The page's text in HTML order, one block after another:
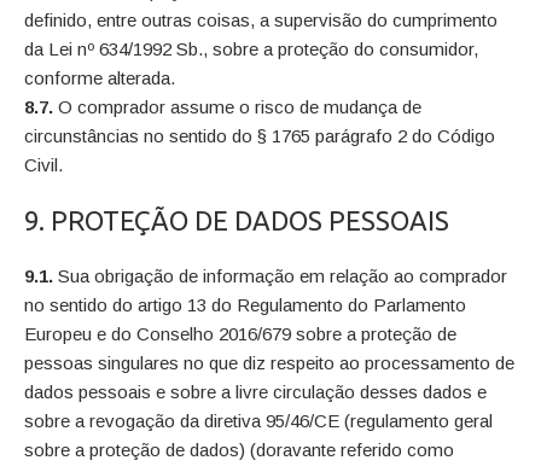
definido, entre outras coisas, a supervisão do cumprimento
da Lei nº 634/1992 Sb., sobre a proteção do consumidor,
conforme alterada.
8.7.O comprador assume o risco de mudança de
circunstâncias no sentido do § 1765 parágrafo 2 do Código
Civil.
9. PROTEÇÃO DE DADOS PESSOAIS
9.1.Sua obrigação de informação em relação ao comprador
no sentido do artigo 13 do Regulamento do Parlamento
Europeu e do Conselho 2016/679 sobre a proteção de
pessoas singulares no que diz respeito ao processamento de
dados pessoais e sobre a livre circulação desses dados e
sobre a revogação da diretiva 95/46/CE (regulamento geral
sobre a proteção de dados) (doravante referido como